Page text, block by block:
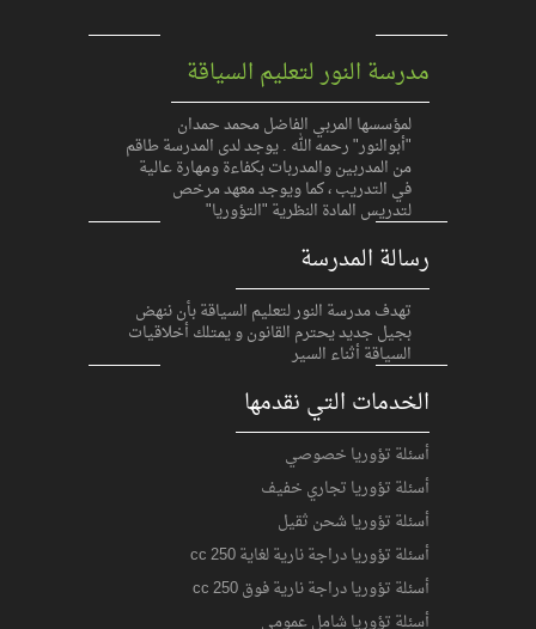
مدرسة النور لتعليم السياقة
لمؤسسها المربي الفاضل محمد حمدان
"أبوالنور" رحمه الله . يوجد لدى المدرسة طاقم
من المدربين والمدربات بكفاءة ومهارة عالية
في التدريب ، كما ويوجد معهد مرخص
لتدريس المادة النظرية "التؤوريا"
رسالة المدرسة
تهدف مدرسة النور لتعليم السياقة بأن ننهض
بجيل جديد يحترم القانون و يمتلك أخلاقيات
السياقة أثناء السير
الخدمات التي نقدمها
أسئلة تؤوريا خصوصي
أسئلة تؤوريا تجاري خفيف
أسئلة تؤوريا شحن ثقيل
أسئلة تؤوريا دراجة نارية لغاية 250 cc
أسئلة تؤوريا دراجة نارية فوق 250 cc
أسئلة تؤوريا شامل عمومي